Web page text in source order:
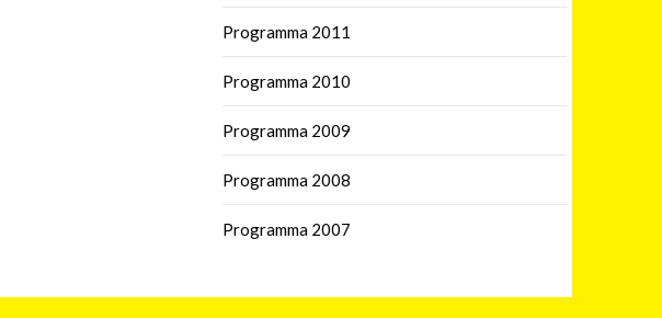
Programma 2011
Programma 2010
Programma 2009
Programma 2008
Programma 2007